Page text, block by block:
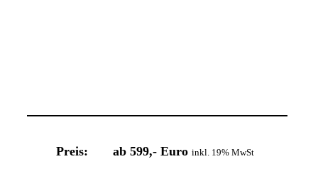
Preis: ab 599,- Euroinkl. 19% MwSt